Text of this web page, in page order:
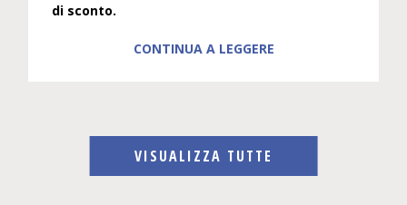
di sconto.
CONTINUA A LEGGERE
VISUALIZZA TUTTE